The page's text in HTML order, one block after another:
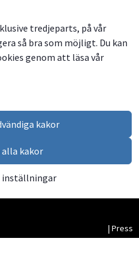
tredjeparts, på vår
så bra som möjligt. Du kan
genom att läsa vår
kakor
alla kakor
inställningar
| Press